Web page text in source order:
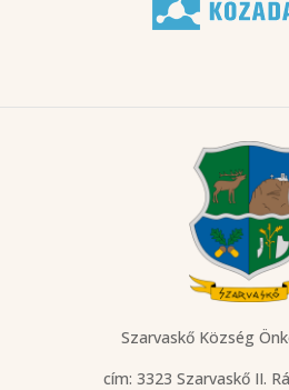
Szarvaskő Község
cím: 3323 Szarvaskő II.